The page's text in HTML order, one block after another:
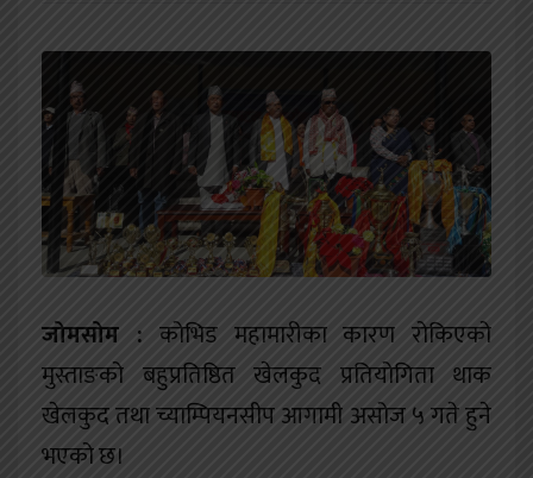
जोमसोम :कोभिड महामारीका कारण रोकिएको
मुस्ताङको बहुप्रतिष्ठित खेलकुद प्रतियोगिता थाक
खेलकुद तथा च्याम्पियनसीप आगामी असोज ५ गते हुने
भएको छ।